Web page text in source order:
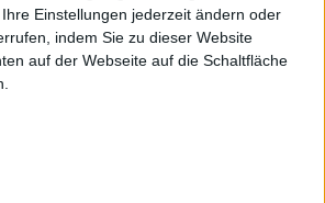
Einstellungen jederzeit ändern oder
indem Sie zu dieser Website
auf der Webseite auf die Schaltfläche